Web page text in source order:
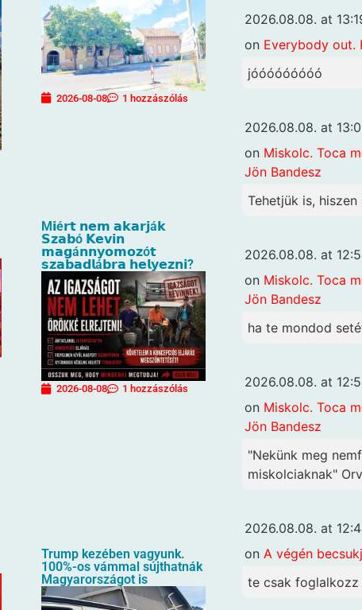
2026-08-08 1 hozzászólás
M𝗶é𝗿𝘁 𝗻𝗲𝗺 𝗮𝗸𝗮𝗿𝗷á𝗸
𝗦𝘇𝗮𝗯ó 𝗞𝗲𝘃𝗶𝗻
𝗺𝗮𝗴á𝗻𝗻𝘆𝗼𝗺𝗼𝘇ó𝘁
𝘀𝘇𝗮𝗯𝗮𝗱𝗹á𝗯𝗿𝗮 𝗵𝗲𝗹𝘆𝗲𝘇𝗻𝗶?
2026-08-08 1 hozzászólás
Trump kezében vagyunk.
100%-os vámmal sújthatnák
Magyarországot is
2026.08.08. at
on Everybody out.
jóóóóóóóóó
2026.08.08. at
on Miskolc. Toca
Jön Bandesz
Tehetjük is,
2026.08.08. at
on Miskolc. Toca
Jön Bandesz
ha te mondod
2026.08.08. at
on Miskolc. Toca
Jön Bandesz
"Nekünk meg
miskolciaknak"
2026.08.08. at
on A végén
te csak foglalkozz